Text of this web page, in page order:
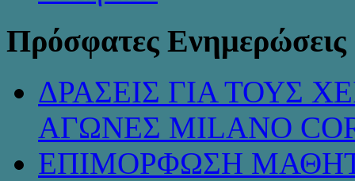
Πρόσφατες Ενημερώσεις
ΔΡΑΣΕΙΣ ΓΙΑ ΤΟΥΣ
ΑΓΩΝΕΣ MILANO
ΕΠΙΜΟΡΦΩΣΗ